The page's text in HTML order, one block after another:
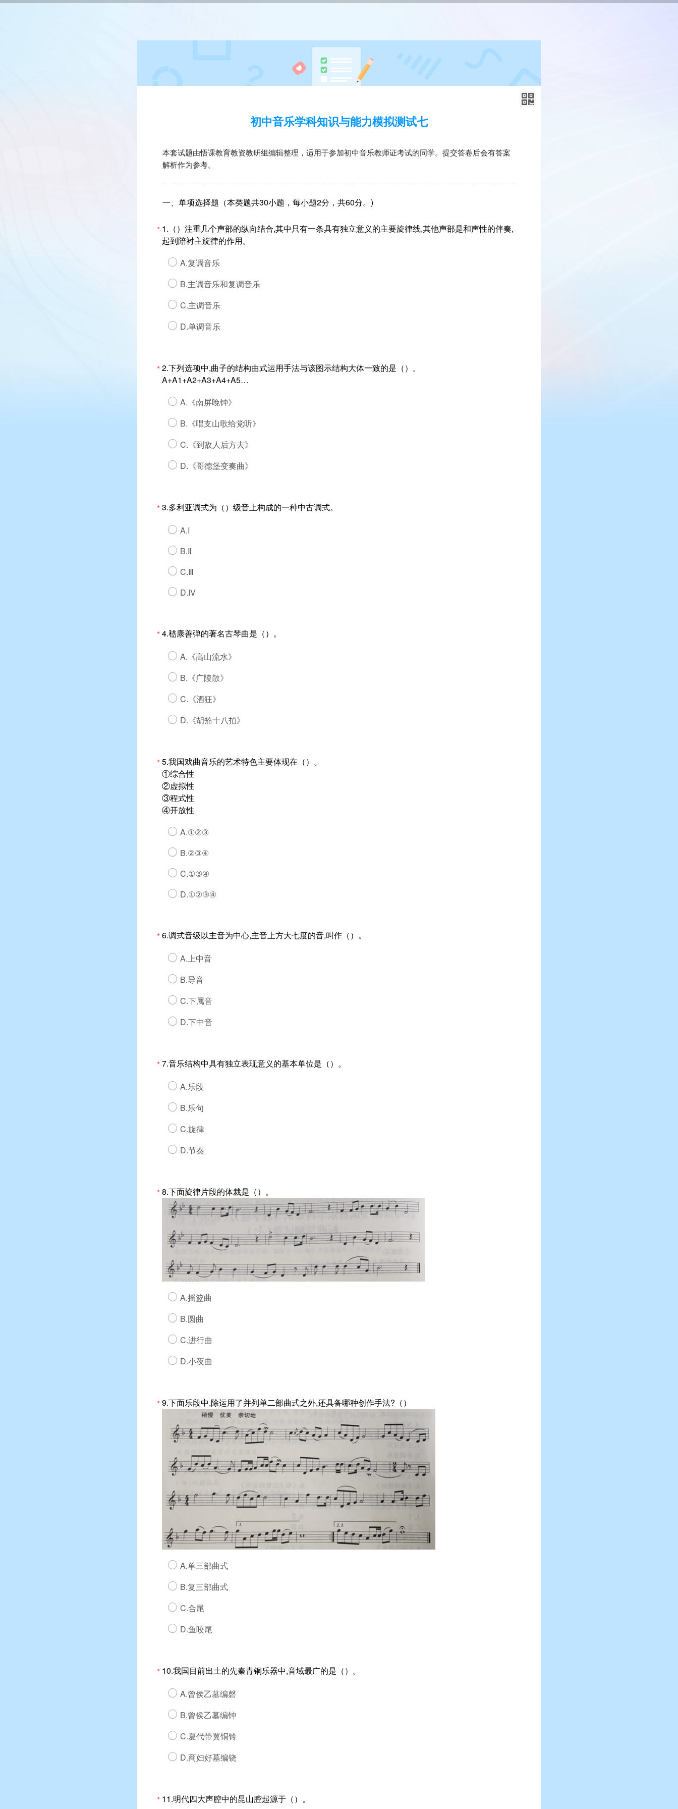
初中音乐学科知识与能力模拟测试七
本套试题由悟课教育教资教研组编辑整理，适用于参加初中音乐教师证考试的同学。提交答卷后会有答案
解析作为参考。
一、单项选择题（本类题共30小题，每小题2分，共60分。)
* 1.（）注重几个声部的纵向结合,其中只有一条具有独立意义的主要旋律线,其他声部是和声性的伴奏,
起到陪衬主旋律的作用。
A.复调音乐
B.主调音乐和复调音乐
C.主调音乐
D.单调音乐
*2.下列选项中,曲子的结构曲式运用手法与该图示结构大体一致的是（）。
A+A1+A2+A3+A4+A5…
A.《南屏晚钟》
B.《唱支山歌给党听》
C.《到敌人后方去》
D.《哥德堡变奏曲》
*3.多利亚调式为（）级音上构成的一种中古调式。
A.I
B.Ⅱ
C.Ⅲ
D.IV
*4.嵇康善弹的著名古琴曲是（）。
A.《高山流水》
B.《广陵散》
C.《酒狂》
D.《胡笳十八拍》
*5.我国戏曲音乐的艺术特色主要体现在（）。
①综合性
②虚拟性
③程式性
④开放性
A.①②③
B.②③④
C.①③④
D.①②③④
*6.调式音级以主音为中心,主音上方大七度的音,叫作（）。
A.上中音
B.导音
C.下属音
D.下中音
*7.音乐结构中具有独立表现意义的基本单位是（）。
A.乐段
B.乐句
C.旋律
D.节奏
*8.下面旋律片段的体裁是（）。
A.摇篮曲
B.圆曲
C.进行曲
D.小夜曲
*9.下面乐段中,除运用了并列单二部曲式之外,还具备哪种创作手法?（）
A.单三部曲式
B.复三部曲式
C.合尾
D.鱼咬尾
* 10.我国目前出土的先秦青铜乐器中,音域最广的是（）。
A.曾侯乙墓编磬
B.曾侯乙墓编钟
C.夏代带翼铜铃
D.商妇好墓编铙
* 11.明代四大声腔中的昆山腔起源于（）。